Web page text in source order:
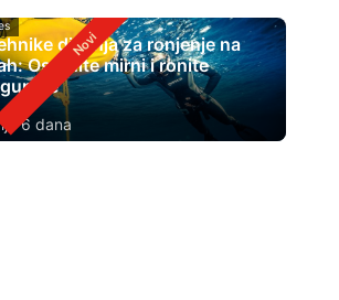
disanja za ronjenje na
Ostanite mirni i ronite
6 dana